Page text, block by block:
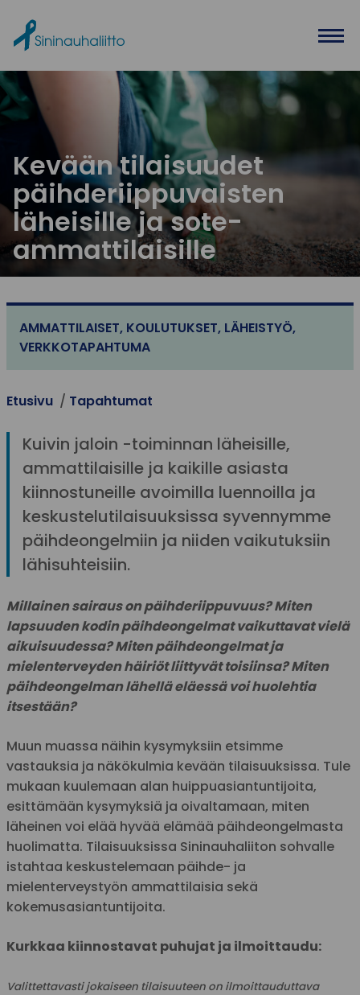
Kevään tilaisuudet
päihderiippuvaisten
läheisille ja sote-
ammattilaisille
AMMATTILAISET, KOULUTUKSET, LÄHEISTYÖ,
VERKKOTAPAHTUMA
Etusivu Tapahtumat
Kuivin jaloin -toiminnan läheisille,
ammattilaisille ja kaikille asiasta
kiinnostuneille avoimilla luennoilla ja
keskustelutilaisuuksissa syvennymme
päihdeongelmiin ja niiden vaikutuksiin
lähisuhteisiin.
Millainen sairaus on päihderiippuvuus? Miten
lapsuuden kodin päihdeongelmat vaikuttavat vielä
aikuisuudessa? Miten päihdeongelmat ja
mielenterveyden häiriöt liittyvät toisiinsa? Miten
päihdeongelman lähellä eläessä voi huolehtia
itsestään?
Muun muassa näihin kysymyksiin etsimme
vastauksia ja näkökulmia kevään tilaisuuksissa. Tule
mukaan kuulemaan alan huippuasiantuntijoita,
esittämään kysymyksiä ja oivaltamaan, miten
läheinen voi elää hyvää elämää päihdeongelmasta
huolimatta. Tilaisuuksissa Sininauhaliiton sohvalle
istahtaa keskustelemaan päihde- ja
mielenterveystyön ammattilaisia sekä
kokemusasiantuntijoita.
Kurkkaa kiinnostavat puhujat ja ilmoittaudu:
Valittettavasti jokaiseen tilaisuuteen on ilmoittauduttava